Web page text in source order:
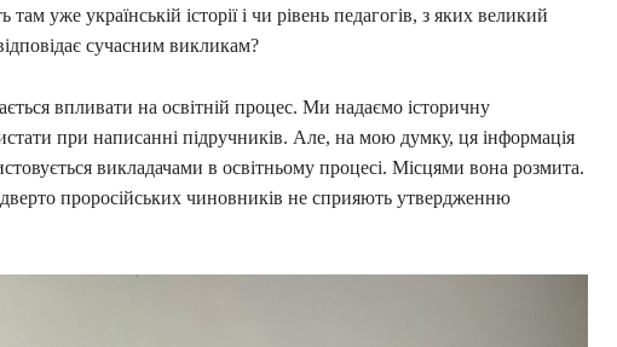
уже українській історії і чи рівень педагогів, з яких великий
сучасним викликам?
впливати на освітній процес. Ми надаємо історичну
при написанні підручників. Але, на мою думку, ця інформація
викладачами в освітньому процесі. Місцями вона розмита.
проросійських чиновників не сприяють утвердженню